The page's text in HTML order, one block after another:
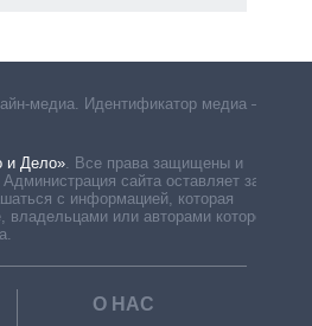
медиа. Идентификатор медиа –
и Дело» Все права защищены и
сайта оставляет за
с информацией, которая
владельцами или авторами которой
О НАС